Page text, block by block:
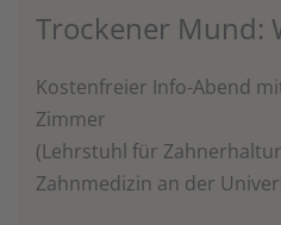
Trockener Mund:
Kostenfreier Info-Abend
Zimmer
(Lehrstuhl für
Zahnmedizin an der